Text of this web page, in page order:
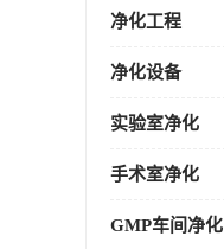
净化工程
净化设备
实验室净化
手术室净化
GMP车间净化